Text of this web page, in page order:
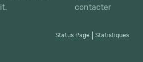
contacter
Status Page Statistiques